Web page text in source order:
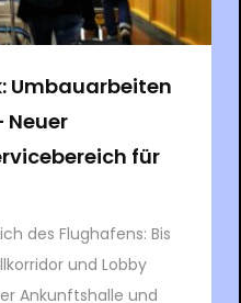
Umbauarbeiten
Neuer
für
des Flughafens: Bis
und Lobby
Ankunftshalle und